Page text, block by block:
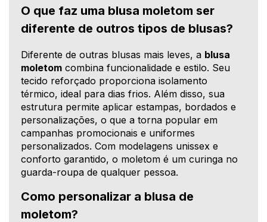
O que faz uma blusa moletom ser
diferente de outros tipos de blusas?
Diferente de outras blusas mais leves, a blusa
moletom combina funcionalidade e estilo. Seu
tecido reforçado proporciona isolamento
térmico, ideal para dias frios. Além disso, sua
estrutura permite aplicar estampas, bordados e
personalizações, o que a torna popular em
campanhas promocionais e uniformes
personalizados. Com modelagens unissex e
conforto garantido, o moletom é um curinga no
guarda-roupa de qualquer pessoa.
Como personalizar a blusa de
moletom?